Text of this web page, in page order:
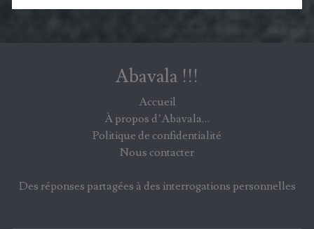
Abavala !!!
Accueil
À propos d’Abavala…
Politique de confidentialité
Nous contacter
Des réponses partagées à des interrogations personnelles